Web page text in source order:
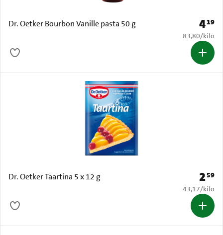
Dr. Oetker Bourbon Vanille pasta 50 g Prijs:
419
€ 83,80 per
83,80/kilo
Dr. Oetker Taartina 5 x 12 g Prijs:
259
€ 43,17 per
43,17/kilo